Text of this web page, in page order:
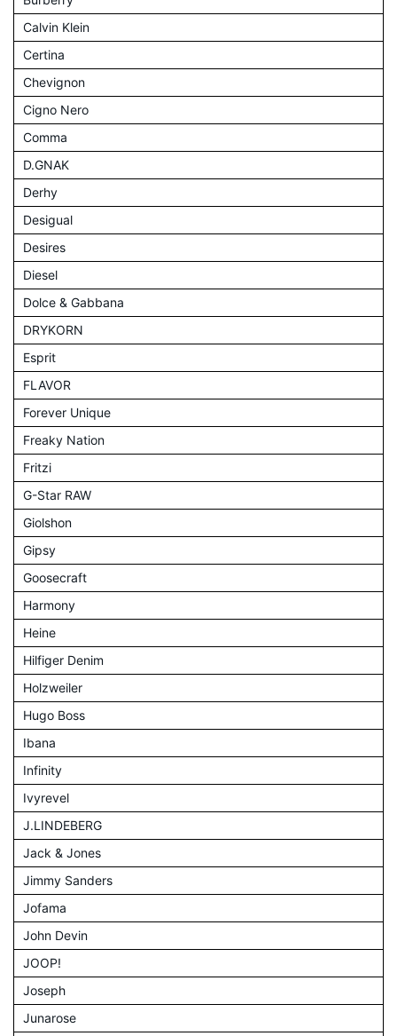
Calvin Klein
Certina
Chevignon
Cigno Nero
Comma
D.GNAK
Derhy
Desigual
Desires
Diesel
Dolce & Gabbana
DRYKORN
Esprit
FLAVOR
Forever Unique
Freaky Nation
Fritzi
G-Star RAW
Giolshon
Gipsy
Goosecraft
Harmony
Heine
Hilfiger Denim
Holzweiler
Hugo Boss
Ibana
Infinity
Ivyrevel
J.LINDEBERG
Jack & Jones
Jimmy Sanders
Jofama
John Devin
JOOP!
Joseph
Junarose